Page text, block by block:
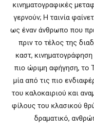
κινηματογραφικές
γερνούν; Η ταινία
ως έναν άνθρωπο που
πριν το τέλος της
καστ,
πιο ώριμη αφήγηση, το
μία από τις πιο
του καλοκαιριού και
φίλους του κλασικού
δραματικό,